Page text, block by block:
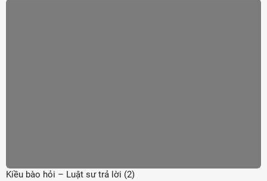
Kiều bào hỏi – Luật sư trả lời (2)